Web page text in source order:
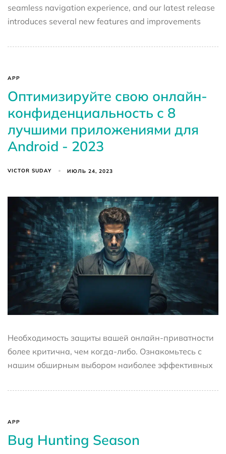
seamless navigation experience, and our latest release
introduces several new features and improvements
APP
Оптимизируйте свою онлайн-
конфиденциальность с 8
лучшими приложениями для
Android - 2023
VICTOR SUDAY ИЮЛЬ 24, 2023
Необходимость защиты вашей онлайн-приватности
более критична, чем когда-либо. Ознакомьтесь с
нашим обширным выбором наиболее эффективных
APP
Bug Hunting Season